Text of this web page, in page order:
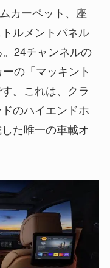
カーペット、座
ルメントパネル
24チャンネルの
の「マッキント
。これは、クラ
のハイエンドホ
た唯一の車載オ